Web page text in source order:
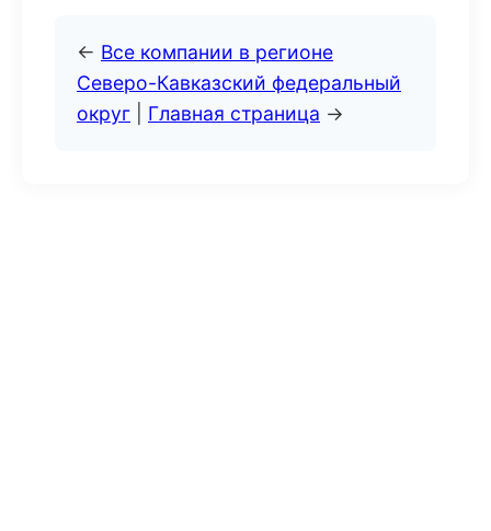
← Все компании в регионе
Северо-Кавказский федеральный
округ
Главная страница →